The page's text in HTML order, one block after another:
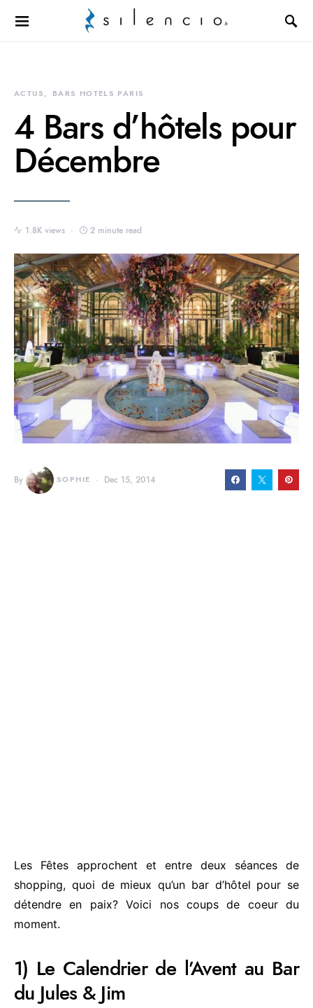
Search for:
ACTUS BARS HOTELS PARIS
4 Bars d’hôtels pour
Décembre
1.8K views 2 minute read
By SOPHIE Dec 15, 2014
Les Fêtes approchent et entre deux séances de
shopping, quoi de mieux qu’un bar d’hôtel pour se
détendre en paix? Voici nos coups de coeur du
moment.
1) Le Calendrier de l’Avent au Bar
du Jules & Jim